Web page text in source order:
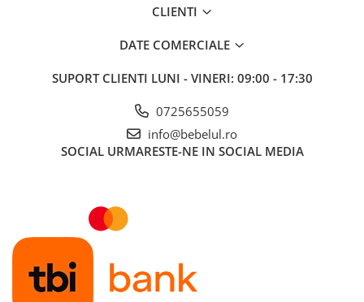
CLIENTI
DATE COMERCIALE
SUPORT CLIENTI LUNI - VINERI: 09:00 - 17:30
0725655059
info@bebelul.ro
SOCIAL URMARESTE-NE IN SOCIAL MEDIA